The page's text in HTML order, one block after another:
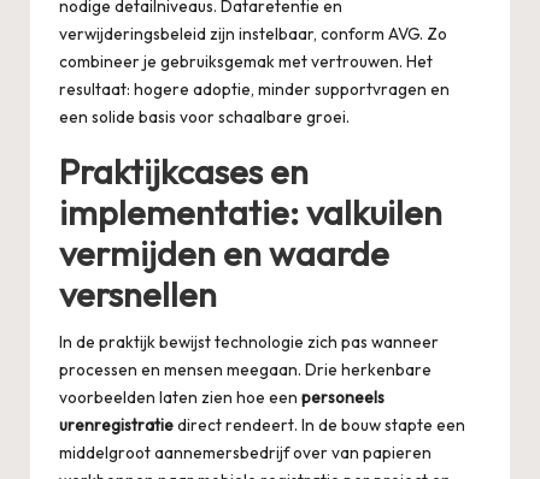
nodige detailniveaus. Dataretentie en
verwijderingsbeleid zijn instelbaar, conform AVG. Zo
combineer je gebruiksgemak met vertrouwen. Het
resultaat: hogere adoptie, minder supportvragen en
een solide basis voor schaalbare groei.
Praktijkcases en
implementatie: valkuilen
vermijden en waarde
versnellen
In de praktijk bewijst technologie zich pas wanneer
processen en mensen meegaan. Drie herkenbare
voorbeelden laten zien hoe een personeels
urenregistratiedirect rendeert. In de bouw stapte een
middelgroot aannemersbedrijf over van papieren